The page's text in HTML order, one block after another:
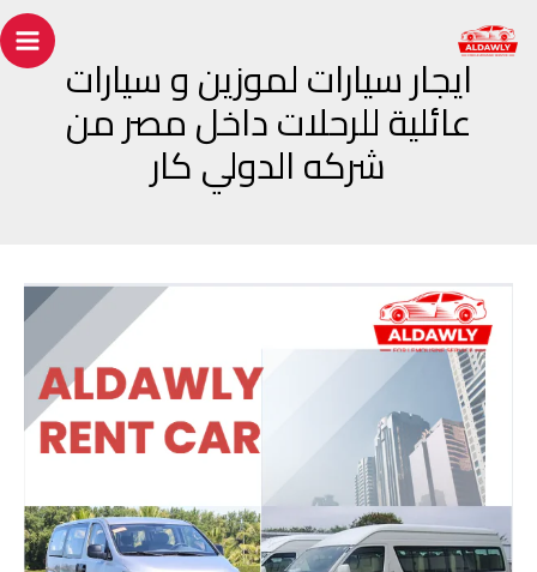
إلى
ايجار سيارات لموزين و سيارات
عائلية للرحلات داخل مصر من
شركه الدولي كار
navigation